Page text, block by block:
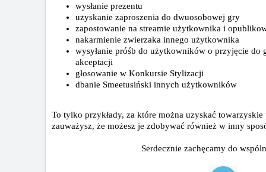
wysłanie prezentu
uzyskanie zaproszenia do dwuosobowej gry
zapostowanie na streamie użytkownika i
nakarmienie zwierzaka innego użytkownika
wysyłanie próśb do użytkowników o przyjęcie do
akceptacji
głosowanie w Konkursie Stylizacji
dbanie Smeetusiński innych użytkowników
To tylko przykłady, za które można uzyskać
zauważysz, że możesz je zdobywać również w inny
Serdecznie zachęcamy do